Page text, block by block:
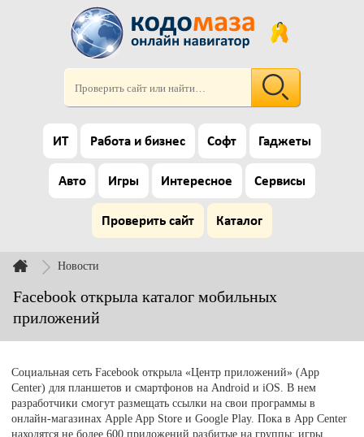
ИТ Работа и бизнес Софт Гаджеты
Авто Игры Интересное Сервисы
Проверить сайт Каталог
Новости
Facebook открыла каталог мобильных
приложений
Социальная сеть Facebook открыла «Центр приложений» (App
Center) для планшетов и смартфонов на Android и iOS. В нем
разработчики смогут размещать ссылки на свои программы в
онлайн-магазинах Apple App Store и Google Play. Пока в App Center
находятся не более 600 приложений разбитые на группы: игры,